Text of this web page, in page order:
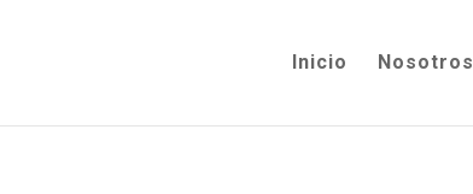
Inicio Nosotros